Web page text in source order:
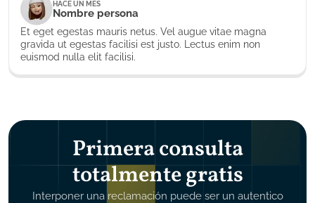
HACE UN MES
Nombre persona
Et eget egestas mauris netus. Vel augue vitae magna
gravida ut egestas facilisi est justo. Lectus enim non
euismod nulla elit facilisi.
Primera consulta
totalmente gratis
Interponer una reclamación puede ser un autentico